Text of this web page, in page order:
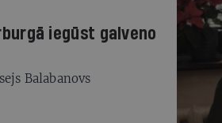
iegūst galveno
Balabanovs